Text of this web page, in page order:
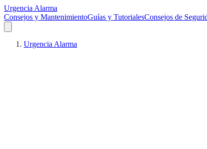
Urgencia Alarma
Consejos y MantenimientoGuías y TutorialesConsejos de
Urgencia Alarma